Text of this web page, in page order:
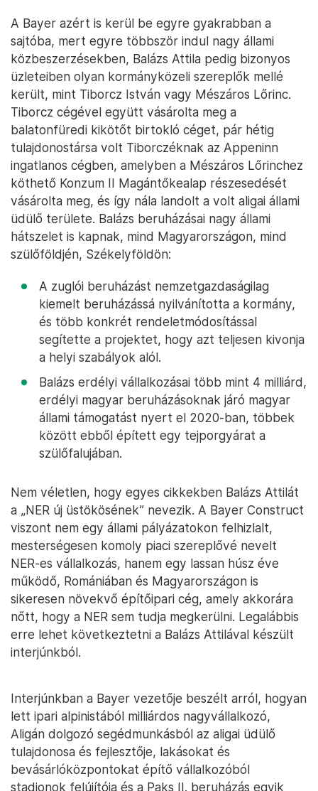
A Bayer azért is kerül be egyre gyakrabban a
sajtóba, mert egyre többször indul nagy állami
közbeszerzésekben, Balázs Attila pedig bizonyos
üzleteiben olyan kormányközeli szereplők mellé
került, mint Tiborcz István vagy Mészáros Lőrinc.
Tiborcz cégével együtt vásárolta meg a
balatonfüredi kikötőt birtokló céget, pár hétig
tulajdonostársa volt Tiborczéknak az Appeninn
ingatlanos cégben, amelyben a Mészáros Lőrinchez
köthető Konzum II Magántőkealap részesedését
vásárolta meg, és így nála landolt a volt aligai állami
üdülő területe. Balázs beruházásai nagy állami
hátszelet is kapnak, mind Magyarországon, mind
szülőföldjén, Székelyföldön:
A zuglói beruházást nemzetgazdaságilag
kiemelt beruházássá nyilvánította a kormány,
és több konkrét rendeletmódosítással
segítette a projektet, hogy azt teljesen kivonja
a helyi szabályok alól.
Balázs erdélyi vállalkozásai több mint 4 milliárd,
erdélyi magyar beruházásoknak járó magyar
állami támogatást nyert el 2020-ban, többek
között ebből épített egy tejporgyárat a
szülőfalujában.
Nem véletlen, hogy egyes cikkekben Balázs Attilát
a „NER új üstökösének” nevezik. A Bayer Construct
viszont nem egy állami pályázatokon felhizlalt,
mesterségesen komoly piaci szereplővé nevelt
NER-es vállalkozás, hanem egy lassan húsz éve
működő, Romániában és Magyarországon is
sikeresen növekvő építőipari cég, amely akkorára
nőtt, hogy a NER sem tudja megkerülni. Legalábbis
erre lehet következtetni a Balázs Attilával készült
interjúnkból.
Interjúnkban a Bayer vezetője beszélt arról, hogyan
lett ipari alpinistából milliárdos nagyvállalkozó,
Aligán dolgozó segédmunkásból az aligai üdülő
tulajdonosa és fejlesztője, lakásokat és
bevásárlóközpontokat építő vállalkozóból
stadionok felújítója és a Paks II. beruházás egyik